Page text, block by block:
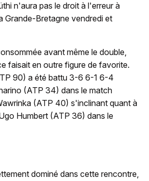
n'aura pas le droit à l'erreur à
Grande-Bretagne vendredi et
avant même le double,
faisait en outre figure de favorite.
90) a été battu 3-6 6-1 6-4
(ATP 34) dans le match
(ATP 40) s'inclinant quant à
Humbert (ATP 36) dans le
dominé dans cette rencontre,